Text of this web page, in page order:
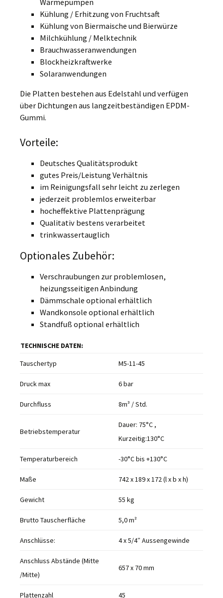
Wärmepumpen
Kühlung / Erhitzung von Fruchtsaft
Kühlung von Biermaische und Bierwürze
Milchkühlung / Melktechnik
Brauchwasseranwendungen
Blockheizkraftwerke
Solaranwendungen
Die Platten bestehen aus Edelstahl und verfügen
über Dichtungen aus langzeitbeständigen EPDM-
Gummi.
Vorteile:
Deutsches Qualitätsprodukt
gutes Preis/Leistung Verhältnis
im Reinigungsfall sehr leicht zu zerlegen
jederzeit problemlos erweiterbar
hocheffektive Plattenprägung
Qualitativ bestens verarbeitet
trinkwassertauglich
Optionales Zubehör:
Verschraubungen zur problemlosen,
heizungsseitigen Anbindung
Dämmschale optional erhältlich
Wandkonsole optional erhältlich
Standfuß optional erhältlich
TECHNISCHE DATEN:
Tauschertyp
M5-11-45
Druck max 6 bar
Durchfluss 8m³ / Std.
Betriebstemperatur
Dauer: 75°C ,
Kurzeitig:130°C
Temperaturbereich -30°C bis +130°C
Maße 742 x 189 x 172 (l x b x h)
Gewicht 55 kg
Brutto Tauscherfläche 5,0 m²
Anschlüsse: 4 x 5/4″ Aussengewinde
Anschluss Abstände (Mitte
/Mitte)
657 x 70 mm
Plattenzahl 45